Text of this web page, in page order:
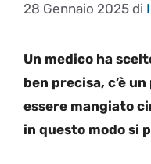
28 Gennaio 2025 di
Un medico ha
ben precisa, c’è
essere mangiato
in questo modo si